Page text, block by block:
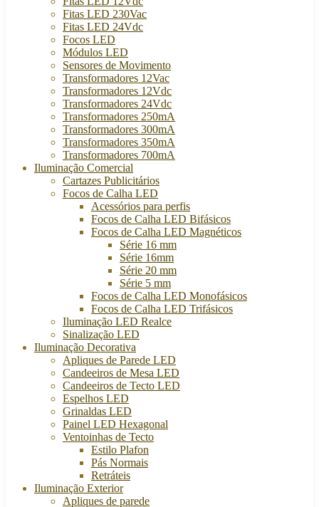
Fitas LED 230Vac
Fitas LED 24Vdc
Focos LED
Módulos LED
Sensores de Movimento
Transformadores 12Vac
Transformadores 12Vdc
Transformadores 24Vdc
Transformadores 250mA
Transformadores 300mA
Transformadores 350mA
Transformadores 700mA
Iluminação Comercial
Cartazes Publicitários
Focos de Calha LED
Acessórios para perfis
Focos de Calha LED Bifásicos
Focos de Calha LED Magnéticos
Série 16 mm
Série 16mm
Série 20 mm
Série 5 mm
Focos de Calha LED Monofásicos
Focos de Calha LED Trifásicos
Iluminação LED Realce
Sinalização LED
Iluminação Decorativa
Apliques de Parede LED
Candeeiros de Mesa LED
Candeeiros de Tecto LED
Espelhos LED
Grinaldas LED
Painel LED Hexagonal
Ventoinhas de Tecto
Estilo Plafon
Pás Normais
Retráteis
Iluminação Exterior
Apliques de parede